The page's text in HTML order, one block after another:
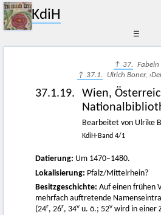
KdiH
☰
↑ 37. Fabeln
↑ 37.1. Ulrich Boner,
37.1.19.
Wien,
Bearbeitet von Ulrike
KdiH-Band 4/1
Datierung: Um 1470–1480.
Lokalisierung: Pfalz/Mittelrhein?
Besitzgeschichte: Auf einen frühen
mehrfach auftretende
(24r, 26r, 34v u. ö.; 52v wird in einer